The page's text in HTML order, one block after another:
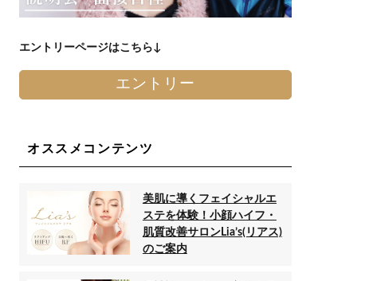
エントリーページはこちら↓
エントリー
オススメコンテンツ
美肌に導くフェイシャルエ
ステを体験！小顔ハイフ・
肌質改善サロンLia’s(リアス)
のご案内